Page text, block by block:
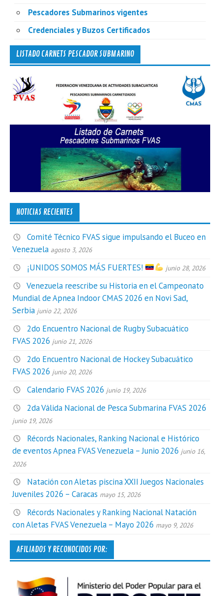
Pescadores Submarinos vigentes
Credenciales y Buzos Certificados
LISTADO CARNETS PESCADOR SUBMARINO
NOTICIAS RECIENTES
Comité Técnico FVAS sigue impulsando el Buceo en
Venezuela agosto 3, 2026
¡UNIDOS SOMOS MÁS FUERTES! junio 28, 2026
Venezuela reescribe su Historia en el Campeonato
Mundial de Apnea Indoor CMAS 2026 en Novi Sad,
Serbia junio 22, 2026
2do Encuentro Nacional de Rugby Subacuático
FVAS 2026 junio 21, 2026
2do Encuentro Nacional de Hockey Subacuático
FVAS 2026 junio 20, 2026
Calendario FVAS 2026 junio 19, 2026
2da Válida Nacional de Pesca Submarina FVAS 2026
junio 19, 2026
Récords Nacionales, Ranking Nacional e Histórico
de eventos Apnea FVAS Venezuela – Junio 2026 junio 16,
2026
Natación con Aletas piscina XXII Juegos Nacionales
Juveniles 2026 – Caracas mayo 15, 2026
Récords Nacionales y Ranking Nacional Natación
con Aletas FVAS Venezuela – Mayo 2026 mayo 9, 2026
AFILIADOS Y RECONOCIDOS POR: